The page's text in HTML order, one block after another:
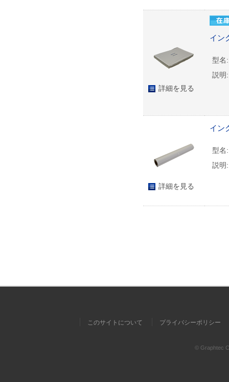
詳細を見る
イン
型名:
説明:
詳細を見る
イン
型名:
説明:
このサイトについて プライバシーポリシー
© Graphtec